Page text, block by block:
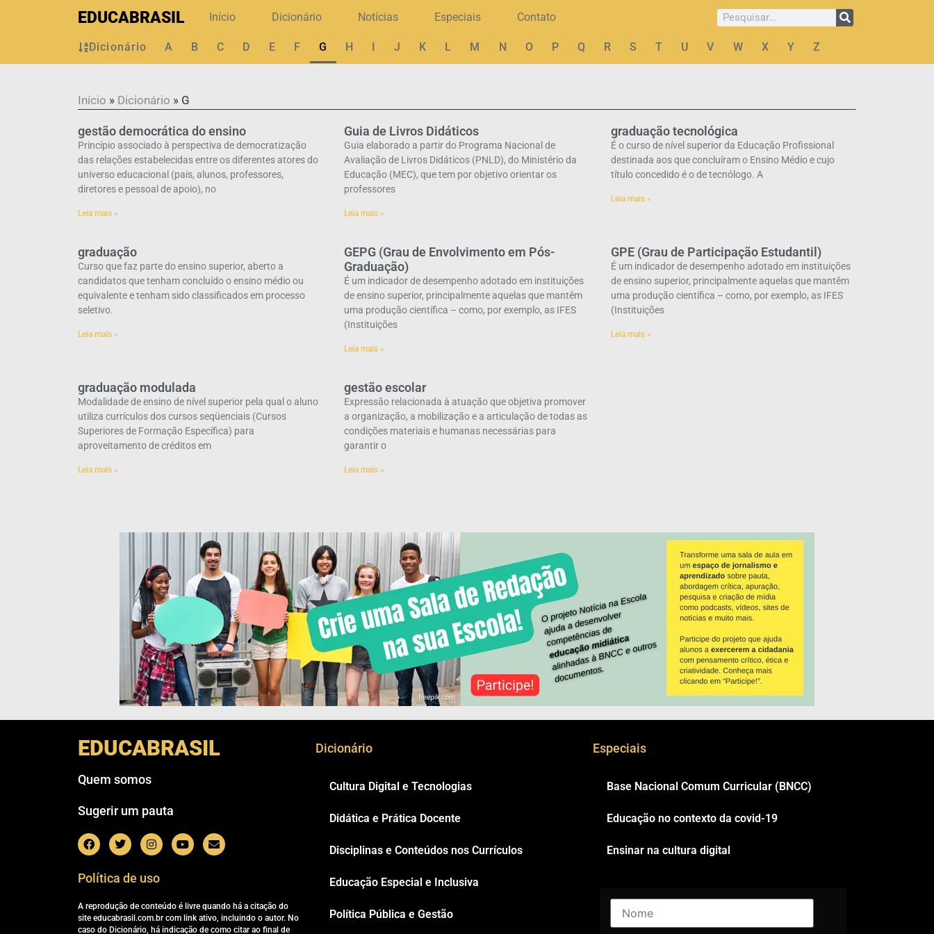
EDUCABRASIL Início Dicionário Notícias Especiais Contato
Dicionário A B C D E F G H I J K L M N O P Q R S T U V W X Y Z
Início » Dicionário » G
gestão democrática do ensino
Princípio associado à perspectiva de democratização
das relações estabelecidas entre os diferentes atores do
universo educacional (pais, alunos, professores,
diretores e pessoal de apoio), no
Leia mais »
Guia de Livros Didáticos
Guia elaborado a partir do Programa Nacional de
Avaliação de Livros Didáticos (PNLD), do Ministério da
Educação (MEC), que tem por objetivo orientar os
professores
Leia mais »
graduação tecnológica
É o curso de nível superior da Educação Profissional
destinada aos que concluíram o Ensino Médio e cujo
título concedido é o de tecnólogo. A
Leia mais »
graduação
Curso que faz parte do ensino superior, aberto a
candidatos que tenham concluído o ensino médio ou
equivalente e tenham sido classificados em processo
seletivo.
Leia mais »
GEPG (Grau de Envolvimento em Pós-
Graduação)
É um indicador de desempenho adotado em instituições
de ensino superior, principalmente aquelas que mantêm
uma produção científica – como, por exemplo, as IFES
(Instituições
Leia mais »
GPE (Grau de Participação Estudantil)
É um indicador de desempenho adotado em instituições
de ensino superior, principalmente aquelas que mantêm
uma produção científica – como, por exemplo, as IFES
(Instituições
Leia mais »
graduação modulada
Modalidade de ensino de nível superior pela qual o aluno
utiliza currículos dos cursos seqüenciais (Cursos
Superiores de Formação Específica) para
aproveitamento de créditos em
Leia mais »
gestão escolar
Expressão relacionada à atuação que objetiva promover
a organização, a mobilização e a articulação de todas as
condições materiais e humanas necessárias para
garantir o
Leia mais »
EDUCABRASIL
Quem somos
Sugerir um pauta
Política de uso
A reprodução de conteúdo é livre quando há a citação do
site educabrasil.com.br com link ativo, incluindo o autor. No
caso do Dicionário, há indicação de como citar ao final de
Dicionário
Cultura Digital e Tecnologias
Didática e Prática Docente
Disciplinas e Conteúdos nos Currículos
Educação Especial e Inclusiva
Política Pública e Gestão
Especiais
Base Nacional Comum Curricular (BNCC)
Educação no contexto da covid-19
Ensinar na cultura digital